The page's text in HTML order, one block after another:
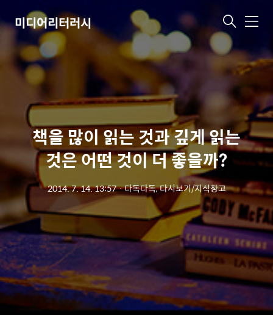
미디어리터러시 메
책을 많이 읽는 것과 깊게 읽는
것은 어떤 것이 더 좋을까?
2014. 7. 14. 13:57ㆍ다독다독, 다시보기/지식창고